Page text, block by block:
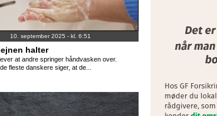
10. september 2025 - kl. 6:51
halter
at andre springer håndvasken over.
fleste danskere siger, at de...